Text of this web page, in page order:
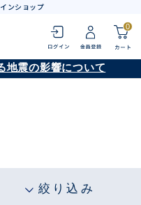
ンショップ
0
地震の影響について
絞り込み